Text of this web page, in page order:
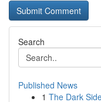
Search
Published News
1 The Dark